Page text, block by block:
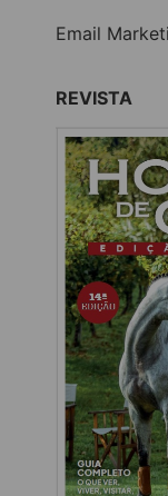
Email
REVISTA